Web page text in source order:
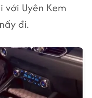
Uyên Kem
đi.